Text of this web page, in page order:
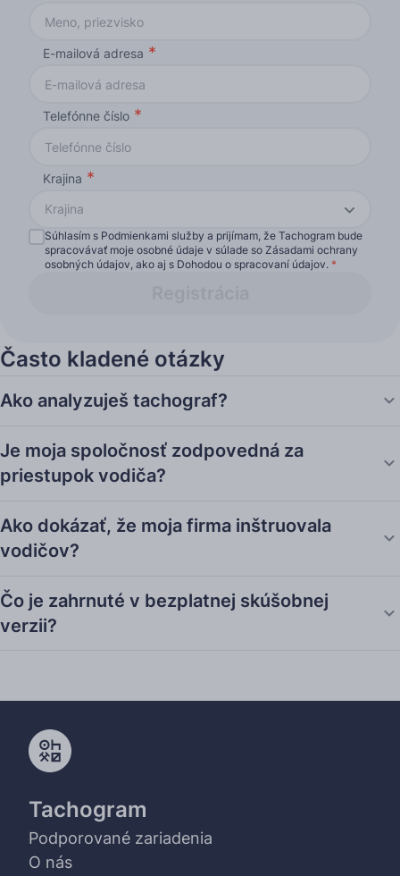
E-mailová adresa
Telefónne číslo
Krajina
Krajina
Súhlasím s Podmienkami služby a prijímam, že Tachogram bude
spracovávať moje osobné údaje v súlade so Zásadami ochrany
osobných údajov, ako aj s Dohodou o spracovaní údajov. *
Často kladené otázky
Ako analyzuješ tachograf?
Je moja spoločnosť zodpovedná za
priestupok vodiča?
Ako dokázať, že moja firma inštruovala
vodičov?
Čo je zahrnuté v bezplatnej skúšobnej
verzii?
Tachogram
Podporované zariadenia
O nás